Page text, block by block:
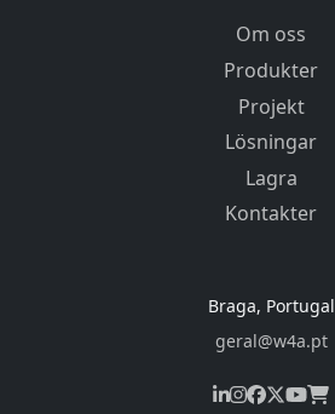
Om oss
Produkter
Projekt
Lösningar
Lagra
Kontakter
Braga, Portugal
geral@w4a.pt